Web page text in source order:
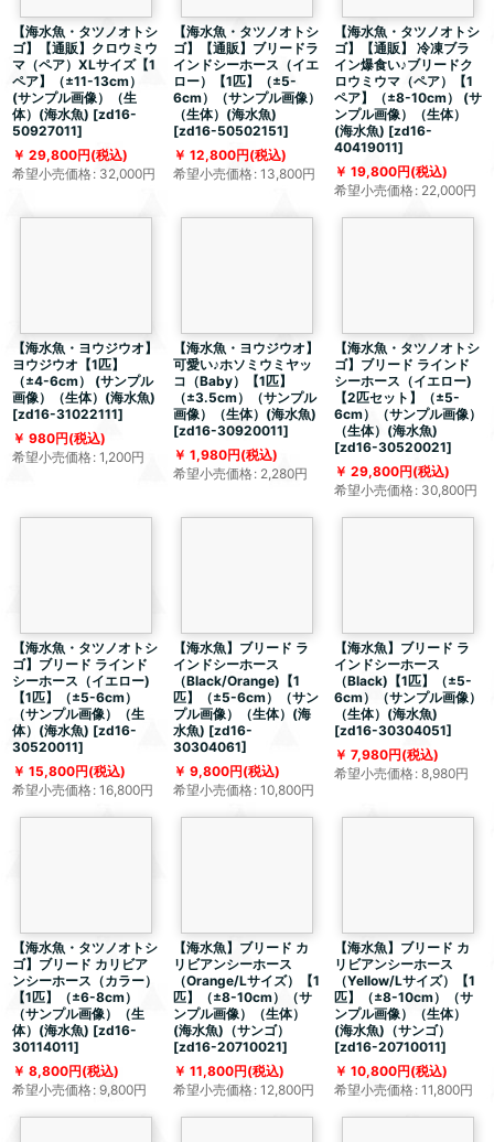
【海水魚・タツノオトシ
ゴ】【通販】クロウミウ
マ（ペア）XLサイズ【1
ペア】（±11-13cm）
(サンプル画像）（生
体）(海水魚) [zd16-
50927011]
29,800円(税込)
希望小売価格: 32,000円
【海水魚・タツノオトシ
ゴ】【通販】ブリードラ
インドシーホース（イエ
ロー）【1匹】（±5-
6cm）（サンプル画像）
（生体）(海水魚)
[zd16-50502151]
12,800円(税込)
希望小売価格: 13,800円
【海水魚・タツノオトシ
ゴ】【通販】 冷凍ブラ
イン爆食い♪ブリードク
ロウミウマ（ペア）【1
ペア】（±8-10cm） (サ
ンプル画像）（生体）
(海水魚) [zd16-
40419011]
19,800円(税込)
希望小売価格: 22,000円
【海水魚・ヨウジウオ】
ヨウジウオ【1匹】
（±4-6cm） (サンプル
画像）（生体）(海水魚)
[zd16-31022111]
980円(税込)
希望小売価格: 1,200円
【海水魚・ヨウジウオ】
可愛い♪ホソミウミヤッ
コ（Baby）【1匹】
（±3.5cm）（サンプル
画像）（生体）(海水魚)
[zd16-30920011]
1,980円(税込)
希望小売価格: 2,280円
【海水魚・タツノオトシ
ゴ】ブリード ラインド
シーホース（イエロー)
【2匹セット】（±5-
6cm）（サンプル画像）
（生体）(海水魚)
[zd16-30520021]
29,800円(税込)
希望小売価格: 30,800円
【海水魚・タツノオトシ
ゴ】ブリード ラインド
シーホース（イエロー)
【1匹】（±5-6cm）
（サンプル画像）（生
体）(海水魚) [zd16-
30520011]
15,800円(税込)
希望小売価格: 16,800円
【海水魚】ブリード ラ
インドシーホース
（Black/Orange)【1
匹】（±5-6cm）（サン
プル画像）（生体）(海
水魚) [zd16-
30304061]
9,800円(税込)
希望小売価格: 10,800円
【海水魚】ブリード ラ
インドシーホース
（Black)【1匹】（±5-
6cm）（サンプル画像）
（生体）(海水魚)
[zd16-30304051]
7,980円(税込)
希望小売価格: 8,980円
【海水魚・タツノオトシ
ゴ】ブリード カリビア
ンシーホース（カラー）
【1匹】（±6-8cm）
（サンプル画像）（生
体）(海水魚) [zd16-
30114011]
8,800円(税込)
希望小売価格: 9,800円
【海水魚】ブリード カ
リビアンシーホース
（Orange/Lサイズ）【1
匹】（±8-10cm）（サ
ンプル画像）（生体）
(海水魚)（サンゴ）
[zd16-20710021]
11,800円(税込)
希望小売価格: 12,800円
【海水魚】ブリード カ
リビアンシーホース
（Yellow/Lサイズ）【1
匹】（±8-10cm）（サ
ンプル画像）（生体）
(海水魚)（サンゴ）
[zd16-20710011]
10,800円(税込)
希望小売価格: 11,800円